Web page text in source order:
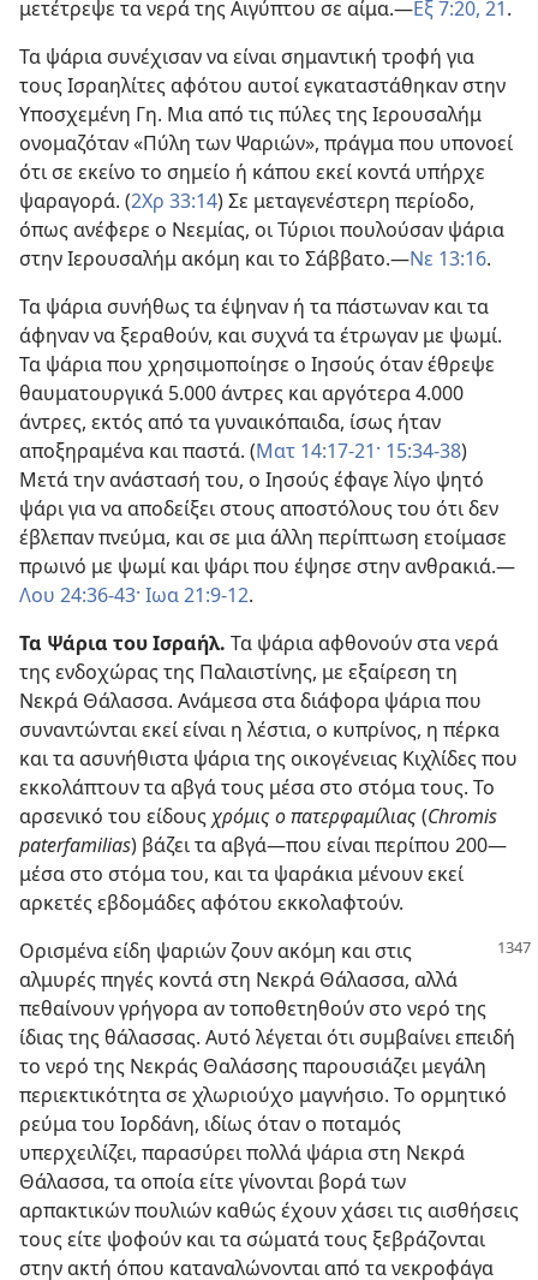
μετέτρεψε τα νερά της Αιγύπτου σε αίμα.—Εξ 7:20, 21.
Τα ψάρια συνέχισαν να είναι σημαντική τροφή για
τους Ισραηλίτες αφότου αυτοί εγκαταστάθηκαν στην
Υποσχεμένη Γη. Μια από τις πύλες της Ιερουσαλήμ
ονομαζόταν «Πύλη των Ψαριών», πράγμα που υπονοεί
ότι σε εκείνο το σημείο ή κάπου εκεί κοντά υπήρχε
ψαραγορά. (2Χρ 33:14) Σε μεταγενέστερη περίοδο,
όπως ανέφερε ο Νεεμίας, οι Τύριοι πουλούσαν ψάρια
στην Ιερουσαλήμ ακόμη και το Σάββατο.—Νε 13:16.
Τα ψάρια συνήθως τα έψηναν ή τα πάστωναν και τα
άφηναν να ξεραθούν, και συχνά τα έτρωγαν με ψωμί.
Τα ψάρια που χρησιμοποίησε ο Ιησούς όταν έθρεψε
θαυματουργικά 5.000 άντρες και αργότερα 4.000
άντρες, εκτός από τα γυναικόπαιδα, ίσως ήταν
αποξηραμένα και παστά. (Ματ 14:17-21· 15:34-38)
Μετά την ανάστασή του, ο Ιησούς έφαγε λίγο ψητό
ψάρι για να αποδείξει στους αποστόλους του ότι δεν
έβλεπαν πνεύμα, και σε μια άλλη περίπτωση ετοίμασε
πρωινό με ψωμί και ψάρι που έψησε στην ανθρακιά.—
Λου 24:36-43· Ιωα 21:9-12.
Τα Ψάρια του Ισραήλ. Τα ψάρια αφθονούν στα νερά
της ενδοχώρας της Παλαιστίνης, με εξαίρεση τη
Νεκρά Θάλασσα. Ανάμεσα στα διάφορα ψάρια που
συναντώνται εκεί είναι η λέστια, ο κυπρίνος, η πέρκα
και τα ασυνήθιστα ψάρια της οικογένειας Κιχλίδες που
εκκολάπτουν τα αβγά τους μέσα στο στόμα τους. Το
αρσενικό του είδους χρόμις ο πατερφαμίλιας(Chromis
paterfamilias) βάζει τα αβγά—που είναι περίπου 200—
μέσα στο στόμα του, και τα ψαράκια μένουν εκεί
αρκετές εβδομάδες αφότου εκκολαφτούν.
Ορισμένα είδη ψαριών ζουν ακόμη και στις
αλμυρές πηγές κοντά στη Νεκρά Θάλασσα, αλλά
πεθαίνουν γρήγορα αν τοποθετηθούν στο νερό της
ίδιας της θάλασσας. Αυτό λέγεται ότι συμβαίνει επειδή
το νερό της Νεκράς Θαλάσσης παρουσιάζει μεγάλη
περιεκτικότητα σε χλωριούχο μαγνήσιο. Το ορμητικό
ρεύμα του Ιορδάνη, ιδίως όταν ο ποταμός
υπερχειλίζει, παρασύρει πολλά ψάρια στη Νεκρά
Θάλασσα, τα οποία είτε γίνονται βορά των
αρπακτικών πουλιών καθώς έχουν χάσει τις αισθήσεις
τους είτε ψοφούν και τα σώματά τους ξεβράζονται
στην ακτή όπου καταναλώνονται από τα νεκροφάγα